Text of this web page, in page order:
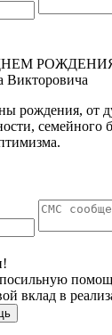
Викторовича
рождения, от
семейного
посильную
вклад в